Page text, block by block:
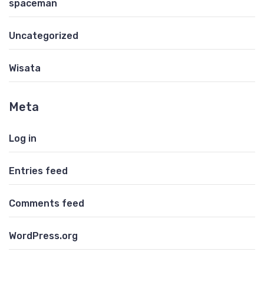
spaceman
Uncategorized
Wisata
Meta
Log in
Entries feed
Comments feed
WordPress.org